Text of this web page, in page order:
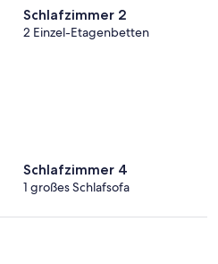
Schlafzimmer 2
2 Einzel-Etagenbetten
Schlafzimmer 4
1 großes Schlafsofa